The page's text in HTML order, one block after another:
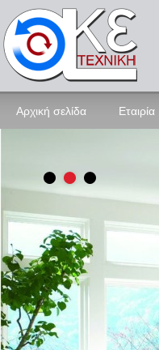
Αρχική σελίδα Εταιρία